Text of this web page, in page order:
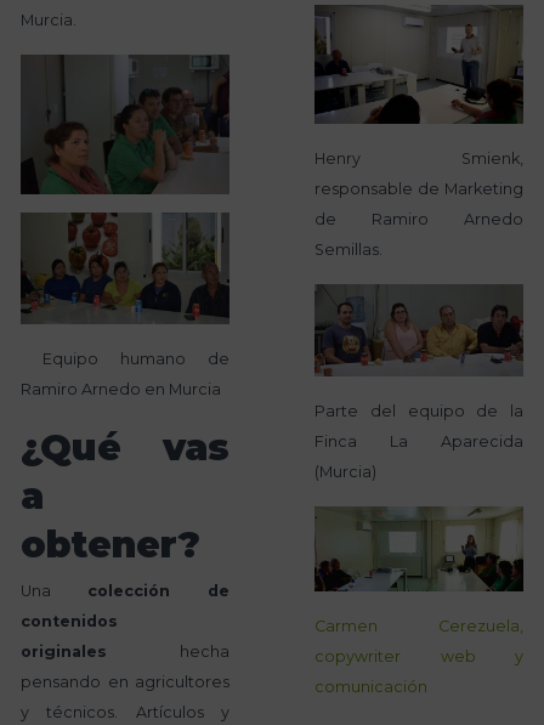
Murcia.
Equipo humano de
Ramiro Arnedo en Murcia
¿Qué vas
a
obtener?
Una colección de
contenidos
originales hecha
pensando en agricultores
y técnicos. Artículos y
Henry Smienk,
responsable de Marketing
de Ramiro Arnedo
Semillas.
Parte del equipo de la
Finca La Aparecida
(Murcia)
Carmen Cerezuela,
copywriter web y
comunicación